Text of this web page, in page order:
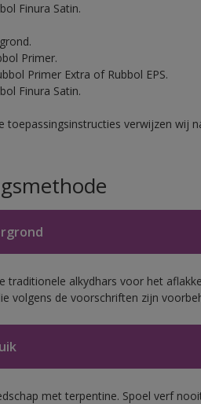
Finura Satin.
Primer.
Primer Extra of Rubbol EPS.
Finura Satin.
toepassingsinstructies verwijzen wij
traditionele alkydhars voor het
volgens de voorschriften zijn
met terpentine. Spoel verf